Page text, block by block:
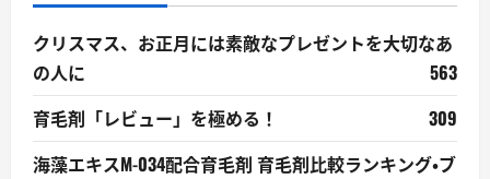
クリスマス、お正月には素敵なプレゼントを大切なあ
の人に
563
育毛剤「レビュー」を極める！
309
海藻エキスM-034配合育毛剤 育毛剤比較ランキング・ブ